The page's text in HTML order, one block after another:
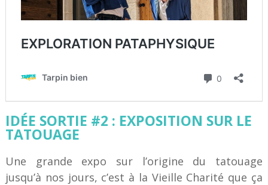
IDÉE SORTIE #2 : EXPOSITION SUR LE
TATOUAGE
Une grande expo sur l’origine du tatouage
jusqu’à nos jours, c’est à la Vieille Charité que ça